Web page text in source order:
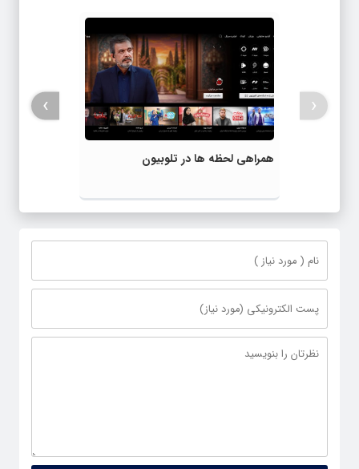
همراهی لحظه ها در تلوبیون
‹
›